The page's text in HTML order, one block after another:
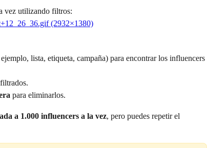
vez utilizando filtros:
lista, etiqueta, campaña) para encontrar los influencers
para eliminarlos.
a 1.000 influencers a la vez, pero puedes repetir el